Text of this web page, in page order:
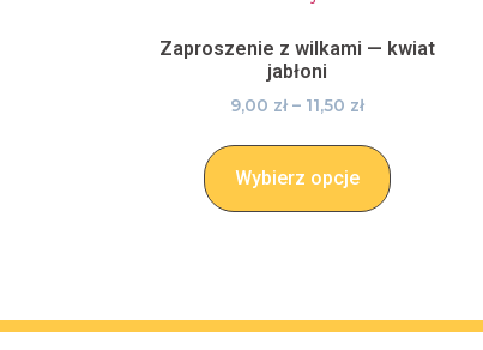
Zaproszenie z wilkami — kwiat
jabłoni
9,00 zł – 11,50 zł
Wybierz opcje